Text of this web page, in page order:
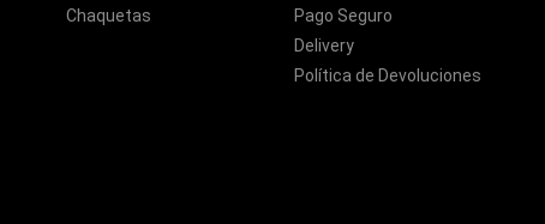
Chaquetas
Pago Seguro
Delivery
Política de Devoluciones